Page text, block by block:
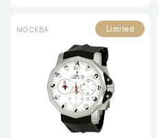
МОСКВА Limited